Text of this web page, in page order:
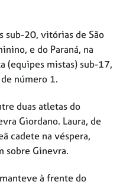
sub-20, vitórias de São
e do Paraná, na
(equipes mistas) sub-17,
número 1.
duas atletas do
Giordano. Laura, de
cadete na véspera,
sobre Ginevra.
à frente do